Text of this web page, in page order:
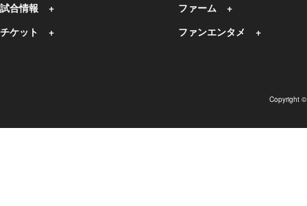
試合情報
チケット
ファーム
ファンエンタメ
Copyright